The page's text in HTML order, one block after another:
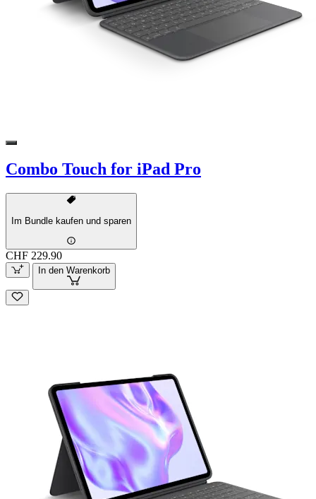
Combo Touch for iPad Pro
Im Bundle kaufen und sparen
CHF 229.90
In den Warenkorb